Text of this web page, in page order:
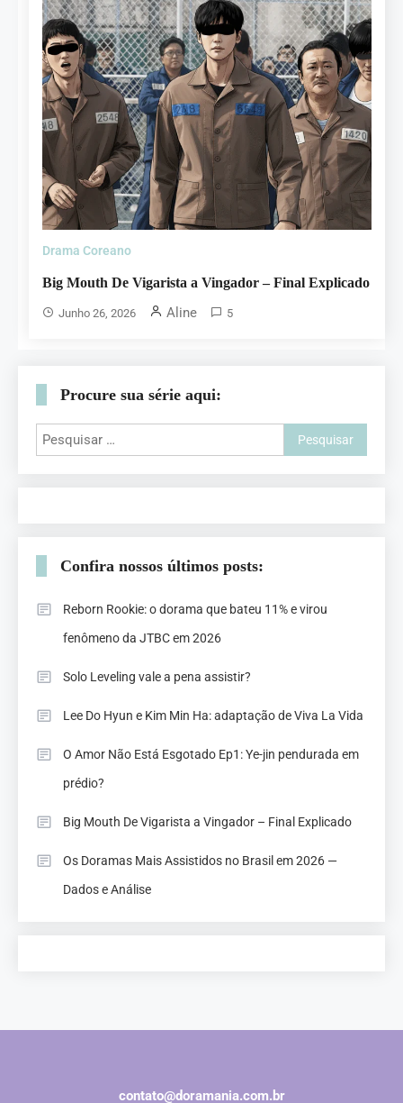
Drama Coreano
Big Mouth De Vigarista a Vingador – Final Explicado
Junho 26, 2026 Aline 5
Procure sua série aqui:
Confira nossos últimos posts:
Reborn Rookie: o dorama que bateu 11% e virou
fenômeno da JTBC em 2026
Solo Leveling vale a pena assistir?
Lee Do Hyun e Kim Min Ha: adaptação de Viva La Vida
O Amor Não Está Esgotado Ep1: Ye-jin pendurada em
prédio?
Big Mouth De Vigarista a Vingador – Final Explicado
Os Doramas Mais Assistidos no Brasil em 2026 —
Dados e Análise
contato@doramania.com.br